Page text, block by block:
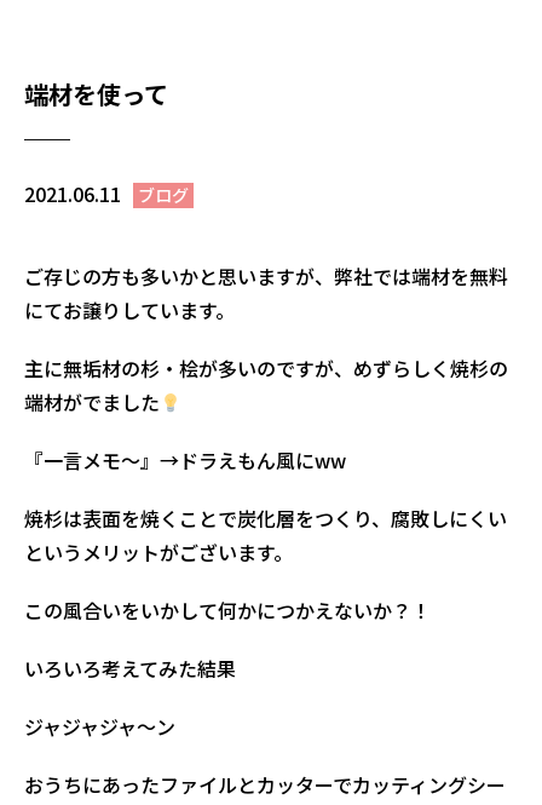
端材を使って
2021.06.11 ブログ
ご存じの方も多いかと思いますが、弊社では端材を無料
にてお譲りしています。
主に無垢材の杉・桧が多いのですが、めずらしく焼杉の
端材がでました
『一言メモ～』→ドラえもん風にww
焼杉は表面を焼くことで炭化層をつくり、腐敗しにくい
というメリットがございます。
この風合いをいかして何かにつかえないか？！
いろいろ考えてみた結果
ジャジャジャ～ン
おうちにあったファイルとカッターでカッティングシー